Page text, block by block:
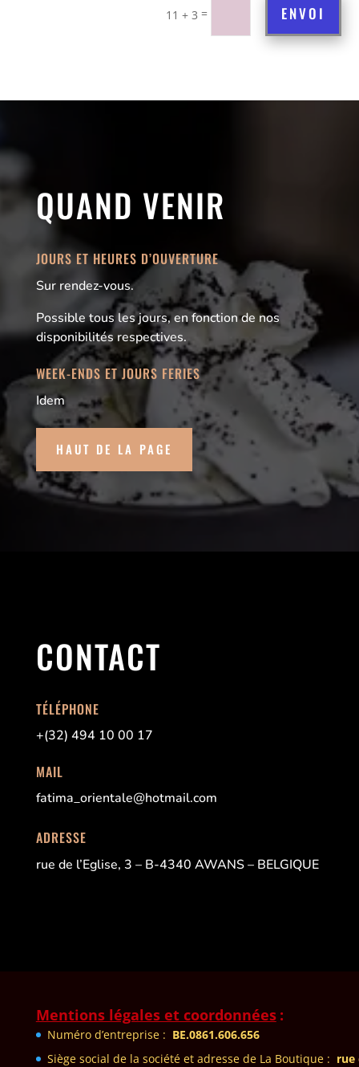
11 + 3 = ENVOI
QUAND VENIR
JOURS ET HEURES D’OUVERTURE
Sur rendez-vous.
Possible tous les jours, en fonction de nos
disponibilités respectives.
WEEK-ENDS ET JOURS FERIES
Idem
HAUT DE LA PAGE
CONTACT
TÉLÉPHONE
+(32) 494 10 00 17
MAIL
fatima_orientale@hotmail.com
ADRESSE
rue de l’Eglise, 3 – B-4340 AWANS – BELGIQUE
Mentions légales et coordonnées :
Numéro d’entreprise : BE.0861.606.656
Siège social de la société et adresse de La Boutique: rue